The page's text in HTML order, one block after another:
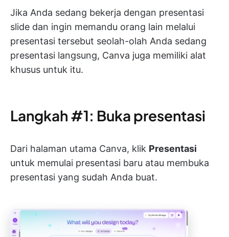
Jika Anda sedang bekerja dengan presentasi
slide dan ingin memandu orang lain melalui
presentasi tersebut seolah-olah Anda sedang
presentasi langsung, Canva juga memiliki alat
khusus untuk itu.
Langkah #1: Buka presentasi
Dari halaman utama Canva, klik Presentasi
untuk memulai presentasi baru atau membuka
presentasi yang sudah Anda buat.